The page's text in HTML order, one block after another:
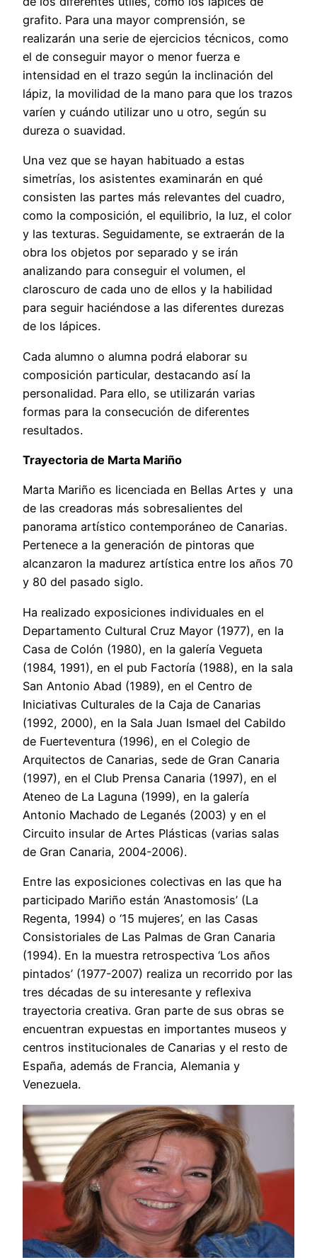
grafito. Para una mayor comprensión, se
realizarán una serie de ejercicios técnicos, como
el de conseguir mayor o menor fuerza e
intensidad en el trazo según la inclinación del
lápiz, la movilidad de la mano para que los trazos
varíen y cuándo utilizar uno u otro, según su
dureza o suavidad.
Una vez que se hayan habituado a estas
simetrías, los asistentes examinarán en qué
consisten las partes más relevantes del cuadro,
como la composición, el equilibrio, la luz, el color
y las texturas. Seguidamente, se extraerán de la
obra los objetos por separado y se irán
analizando para conseguir el volumen, el
claroscuro de cada uno de ellos y la habilidad
para seguir haciéndose a las diferentes durezas
de los lápices.
Cada alumno o alumna podrá elaborar su
composición particular, destacando así la
personalidad. Para ello, se utilizarán varias
formas para la consecución de diferentes
resultados.
Trayectoria de Marta Mariño
Marta Mariño es licenciada en Bellas Artes y una
de las creadoras más sobresalientes del
panorama artístico contemporáneo de Canarias.
Pertenece a la generación de pintoras que
alcanzaron la madurez artística entre los años 70
y 80 del pasado siglo.
Ha realizado exposiciones individuales en el
Departamento Cultural Cruz Mayor (1977), en la
Casa de Colón (1980), en la galería Vegueta
(1984, 1991), en el pub Factoría (1988), en la sala
San Antonio Abad (1989), en el Centro de
Iniciativas Culturales de la Caja de Canarias
(1992, 2000), en la Sala Juan Ismael del Cabildo
de Fuerteventura (1996), en el Colegio de
Arquitectos de Canarias, sede de Gran Canaria
(1997), en el Club Prensa Canaria (1997), en el
Ateneo de La Laguna (1999), en la galería
Antonio Machado de Leganés (2003) y en el
Circuito insular de Artes Plásticas (varias salas
de Gran Canaria, 2004-2006).
Entre las exposiciones colectivas en las que ha
participado Mariño están ‘Anastomosis’ (La
Regenta, 1994) o ‘15 mujeres’, en las Casas
Consistoriales de Las Palmas de Gran Canaria
(1994). En la muestra retrospectiva ‘Los años
pintados’ (1977-2007) realiza un recorrido por las
tres décadas de su interesante y reflexiva
trayectoria creativa. Gran parte de sus obras se
encuentran expuestas en importantes museos y
centros institucionales de Canarias y el resto de
España, además de Francia, Alemania y
Venezuela.